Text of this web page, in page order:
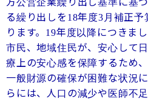
る繰り出しを 18年度3月補正
ります。
19年度以降につきま
市民、地域住民が、安心して
療上の安心感を保障するため
一般財源の確保が困難な状況
らには、人口の減少や医師不